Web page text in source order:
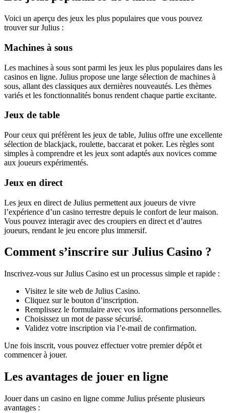
Voici un aperçu des jeux les plus populaires que vous pouvez
trouver sur Julius :
Machines à sous
Les machines à sous sont parmi les jeux les plus populaires dans les
casinos en ligne. Julius propose une large sélection de machines à
sous, allant des classiques aux dernières nouveautés. Les thèmes
variés et les fonctionnalités bonus rendent chaque partie excitante.
Jeux de table
Pour ceux qui préfèrent les jeux de table, Julius offre une excellente
sélection de blackjack, roulette, baccarat et poker. Les règles sont
simples à comprendre et les jeux sont adaptés aux novices comme
aux joueurs expérimentés.
Jeux en direct
Les jeux en direct de Julius permettent aux joueurs de vivre
l’expérience d’un casino terrestre depuis le confort de leur maison.
Vous pouvez interagir avec des croupiers en direct et d’autres
joueurs, rendant le jeu encore plus immersif.
Comment s’inscrire sur Julius Casino ?
Inscrivez-vous sur Julius Casino est un processus simple et rapide :
Visitez le site web de Julius Casino.
Cliquez sur le bouton d’inscription.
Remplissez le formulaire avec vos informations personnelles.
Choisissez un mot de passe sécurisé.
Validez votre inscription via l’e-mail de confirmation.
Une fois inscrit, vous pouvez effectuer votre premier dépôt et
commencer à jouer.
Les avantages de jouer en ligne
Jouer dans un casino en ligne comme Julius présente plusieurs
avantages :